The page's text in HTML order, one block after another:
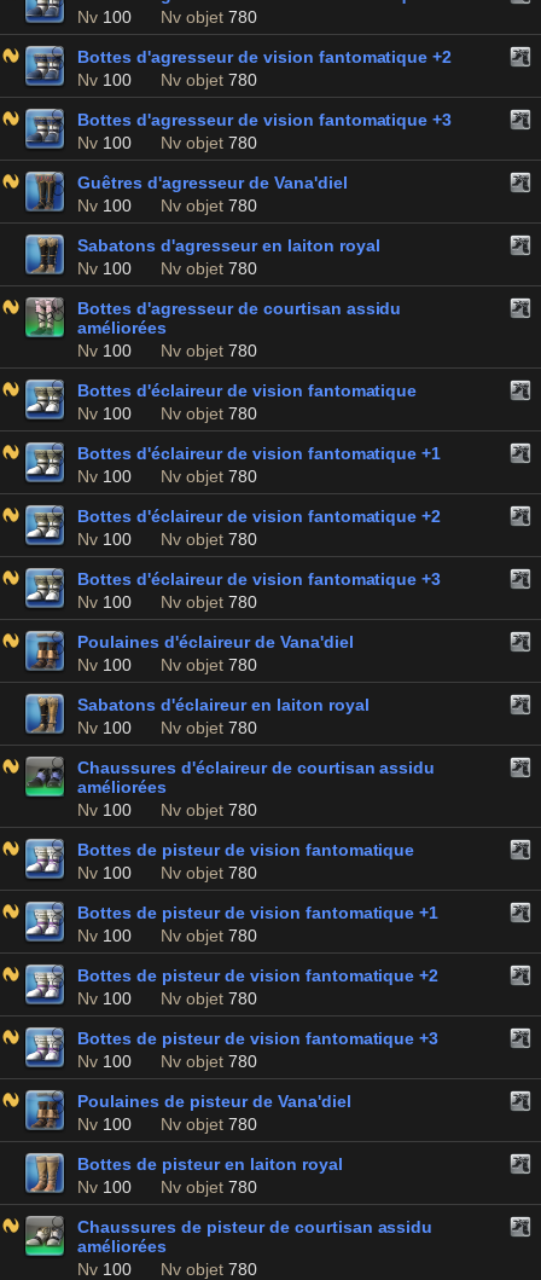
Nv 100 Nv objet 780
Bottes d'agresseur de vision fantomatique +2
Nv 100 Nv objet 780
Bottes d'agresseur de vision fantomatique +3
Nv 100 Nv objet 780
Guêtres d'agresseur de Vana'diel
Nv 100 Nv objet 780
Sabatons d'agresseur en laiton royal
Nv 100 Nv objet 780
Bottes d'agresseur de courtisan assidu
améliorées
Nv 100 Nv objet 780
Bottes d'éclaireur de vision fantomatique
Nv 100 Nv objet 780
Bottes d'éclaireur de vision fantomatique +1
Nv 100 Nv objet 780
Bottes d'éclaireur de vision fantomatique +2
Nv 100 Nv objet 780
Bottes d'éclaireur de vision fantomatique +3
Nv 100 Nv objet 780
Poulaines d'éclaireur de Vana'diel
Nv 100 Nv objet 780
Sabatons d'éclaireur en laiton royal
Nv 100 Nv objet 780
Chaussures d'éclaireur de courtisan assidu
améliorées
Nv 100 Nv objet 780
Bottes de pisteur de vision fantomatique
Nv 100 Nv objet 780
Bottes de pisteur de vision fantomatique +1
Nv 100 Nv objet 780
Bottes de pisteur de vision fantomatique +2
Nv 100 Nv objet 780
Bottes de pisteur de vision fantomatique +3
Nv 100 Nv objet 780
Poulaines de pisteur de Vana'diel
Nv 100 Nv objet 780
Bottes de pisteur en laiton royal
Nv 100 Nv objet 780
Chaussures de pisteur de courtisan assidu
améliorées
Nv 100 Nv objet 780